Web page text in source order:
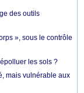
des outils
», sous le contrôle
les sols ?
mais vulnérable aux